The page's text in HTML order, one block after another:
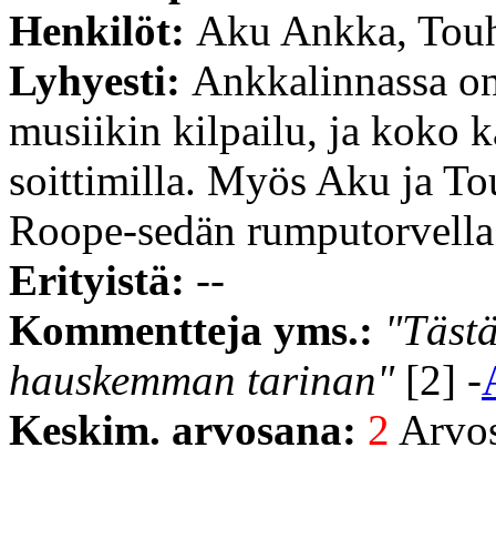
Henkilöt: Aku Ankka,
Lyhyesti: Ankkalinnassa
musiikin kilpailu, ja koko
soittimilla. Myös Aku ja
Roope-sedän
Erityistä: --
Kommentteja yms.:
hauskemman tarinan"[2] -
Keskim. arvosana: 2